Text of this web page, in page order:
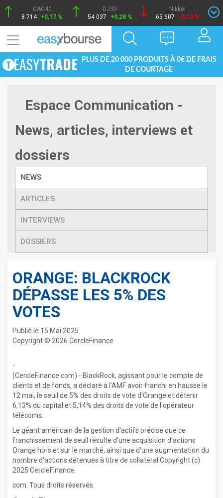
CAC40
8 714 +0,17 %
DJ30
54 037
+0,28 %
Nikkei
65 607
-0,12 %
PLUS DE 20 000 PRODUITS À 0€ DE FRAIS
DE COURTAGE
Espace Communication -
News, articles, interviews et
dossiers
NEWS
ARTICLES
INTERVIEWS
DOSSIERS
ORANGE: BLACKROCK
DÉPASSE LES 5% DES
VOTES
Publié le 15 Mai 2025
Copyright © 2026 CercleFinance
-
(CercleFinance.com) - BlackRock, agissant pour le compte de
clients et de fonds, a déclaré à l'AMF avoir franchi en hausse le
12 mai, le seuil de 5% des droits de vote d'Orange et détenir
6,13% du capital et 5,14% des droits de vote de l'opérateur
télécoms.
Le géant américain de la gestion d'actifs précise que ce
franchissement de seuil résulte d'une acquisition d'actions
Orange hors et sur le marché, ainsi que d'une augmentation du
nombre d'actions détenues à titre de collatéral.Copyright (c)
2025 CercleFinance.
com. Tous droits réservés.